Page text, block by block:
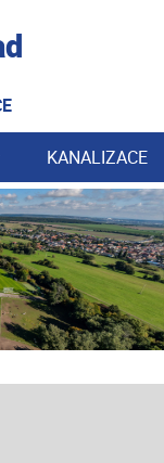
KANALIZACE